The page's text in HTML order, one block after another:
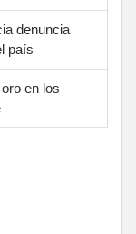
denuncia
país
en los